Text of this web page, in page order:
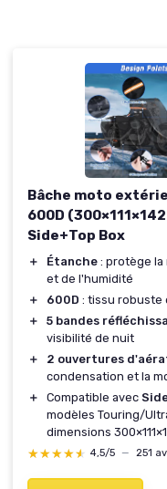
Bâche moto
600D
Side+Top Box
＋ Étanche : protège la
et de l'humidité
＋
600D : tissu robuste
＋
5 bandes
visibilité de nuit
＋
2 ouvertures
condensation et la
＋
Compatible avec
modèles Touring/
dimensions
★★★★★
★★★★★ 4,5/5 — 251